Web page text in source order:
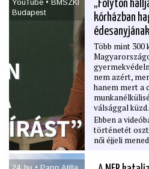
A két tanár
hogy a
kényszerű
traumát
öntudatosabb
YouTube • BMSZKI
Budapest
„Folyton
kórházban
Több mint 300
nem azért,
hanem mert a
válsággal küzd.
Ebben a
történetét
női éjjeli
rendelőjében